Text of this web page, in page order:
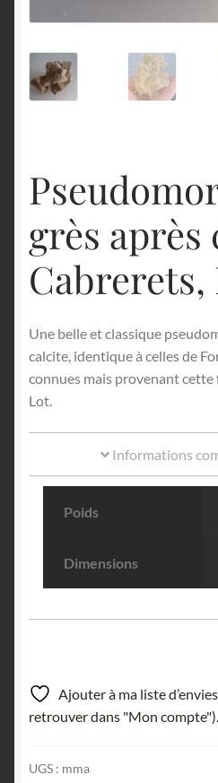
grès après
Cabrerets,
Une belle et classique
calcite, identique à celles de
connues mais provenant cette
Lot.
Informations
Poids
Dimensions
Ajouter à ma liste
retrouver dans "Mon compte").
UGS : mma